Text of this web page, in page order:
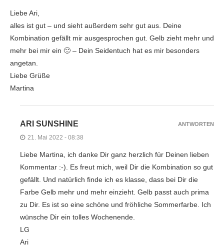
Liebe Ari,
alles ist gut – und sieht außerdem sehr gut aus. Deine
Kombination gefällt mir ausgesprochen gut. Gelb zieht mehr und
mehr bei mir ein 🙂 – Dein Seidentuch hat es mir besonders
angetan.
Liebe Grüße
Martina
ARI SUNSHINE
21. Mai 2022 - 08:38
Liebe Martina, ich danke Dir ganz herzlich für Deinen lieben
Kommentar :-). Es freut mich, weil Dir die Kombination so gut
gefällt. Und natürlich finde ich es klasse, dass bei Dir die
Farbe Gelb mehr und mehr einzieht. Gelb passt auch prima
zu Dir. Es ist so eine schöne und fröhliche Sommerfarbe. Ich
wünsche Dir ein tolles Wochenende.
LG
Ari
ANTWORTEN